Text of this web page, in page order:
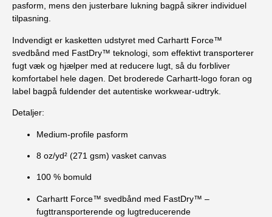
pasform, mens den justerbare lukning bagpå sikrer individuel
tilpasning.
Indvendigt er kasketten udstyret med Carhartt Force™
svedbånd med FastDry™ teknologi, som effektivt transporterer
fugt væk og hjælper med at reducere lugt, så du forbliver
komfortabel hele dagen. Det broderede Carhartt-logo foran og
label bagpå fuldender det autentiske workwear-udtryk.
Detaljer:
Medium-profile pasform
8 oz/yd² (271 gsm) vasket canvas
100 % bomuld
Carhartt Force™ svedbånd med FastDry™ –
fugttransporterende og lugtreducerende